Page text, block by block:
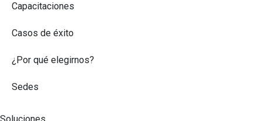
Capacitaciones
Casos de éxito
¿Por qué elegirnos?
Sedes